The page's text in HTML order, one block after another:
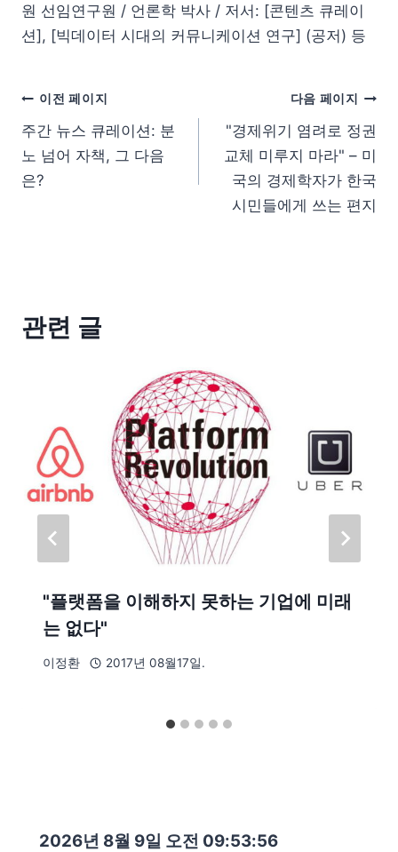
원 선임연구원 / 언론학 박사 / 저서: [콘텐츠 큐레이
션], [빅데이터 시대의 커뮤니케이션 연구] (공저) 등
이전 페이지
주간 뉴스 큐레이션: 분
노 넘어 자책, 그 다음
은?
다음 페이지
"경제위기 염려로 정권
교체 미루지 마라" – 미
국의 경제학자가 한국
시민들에게 쓰는 편지
관련 글
"플랫폼을 이해하지 못하는 기업에 미래
는 없다"
이정환 2017년 08월17일.
2026년 8월 9일 오전 09:53:57